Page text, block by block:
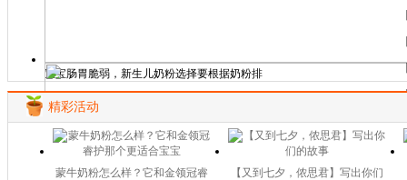
宝宝肠胃脆弱，新生儿奶粉选择要根据奶粉排
精彩活动
蒙牛奶粉怎么样？它和金领冠睿
【又到七夕，侬思君】写出你们